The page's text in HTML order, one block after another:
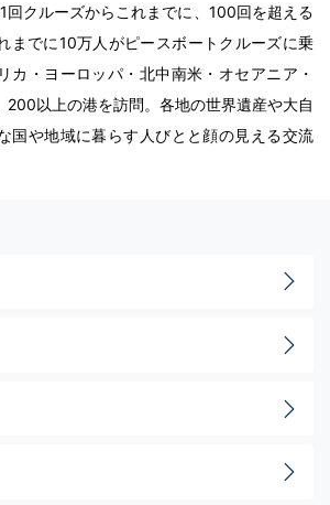
クルーズからこれまでに、100回を超える
までに10万人がピースボートクルーズに乗
カ・ヨーロッパ・北中南米・オセアニア・
200以上の港を訪問。各地の世界遺産や大自
国や地域に暮らす人びとと顔の見える交流